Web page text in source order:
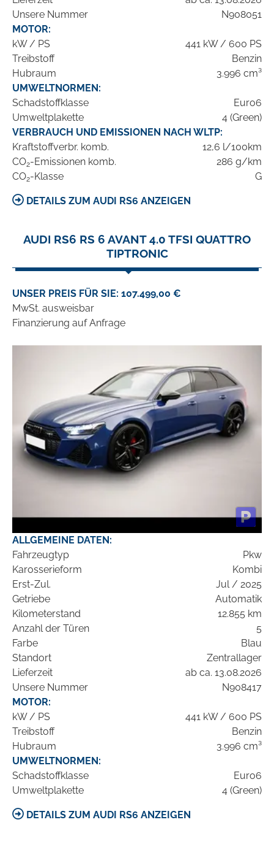
Unsere Nummer
N908051
MOTOR:
kW / PS
441 kW / 600 PS
Treibstoff
Benzin
Hubraum
3.996 cm³
UMWELTNORMEN:
Schadstoffklasse
Euro6
Umweltplakette
4 (Green)
VERBRAUCH UND EMISSIONEN NACH WLTP:
Kraftstoffverbr. komb.
12,6 l/100km
CO2-Emissionen komb.
286 g/km
CO2-Klasse G
DETAILS ZUM AUDI RS6 ANZEIGEN
AUDI RS6 RS 6 AVANT 4.0 TFSI QUATTRO
TIPTRONIC
UNSER PREIS FÜR SIE: 107.499,00 €
MwSt. ausweisbar
Finanzierung auf Anfrage
ALLGEMEINE DATEN:
Fahrzeugtyp
Pkw
Karosserieform
Kombi
Erst-Zul.
Jul / 2025
Getriebe
Automatik
Kilometerstand
12.855 km
Anzahl der Türen
5
Farbe
Blau
Standort
Zentrallager
Lieferzeit
ab ca. 13.08.2026
Unsere Nummer
N908417
MOTOR:
kW / PS
441 kW / 600 PS
Treibstoff
Benzin
Hubraum
3.996 cm³
UMWELTNORMEN:
Schadstoffklasse
Euro6
Umweltplakette
4 (Green)
DETAILS ZUM AUDI RS6 ANZEIGEN